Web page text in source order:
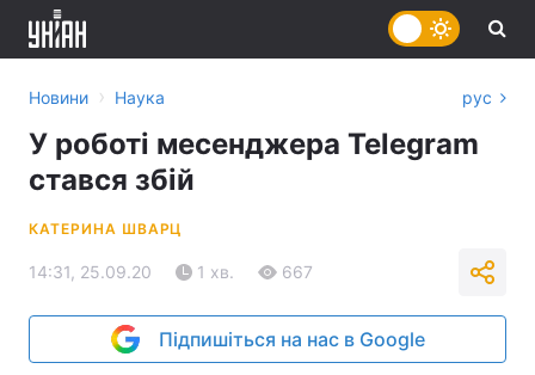
Новини › Наука рус
У роботі месенджера Telegram
стався збій
КАТЕРИНА ШВАРЦ
14:31, 25.09.20 1 хв. 667
Підпишіться на нас в Google